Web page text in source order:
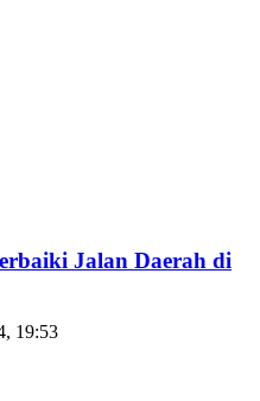
Jalan Daerah di
19:53